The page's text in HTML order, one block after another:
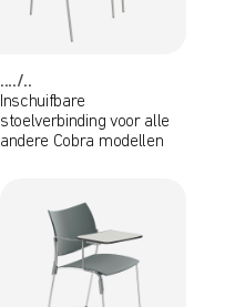
..../..
Inschuifbare
stoelverbinding voor alle
andere Cobra modellen